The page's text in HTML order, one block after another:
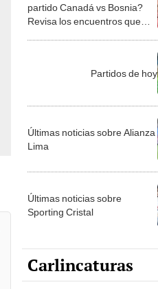
partido Canadá vs Bosnia?
Revisa los encuentros que
Partidos de hoy
Últimas noticias sobre Alianza
Lima
Últimas noticias sobre
Sporting Cristal
Carlincaturas